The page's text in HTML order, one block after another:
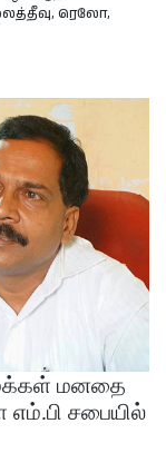
, ரெலோ,
மக்கள் மனதை
எம்.பி சபையில்